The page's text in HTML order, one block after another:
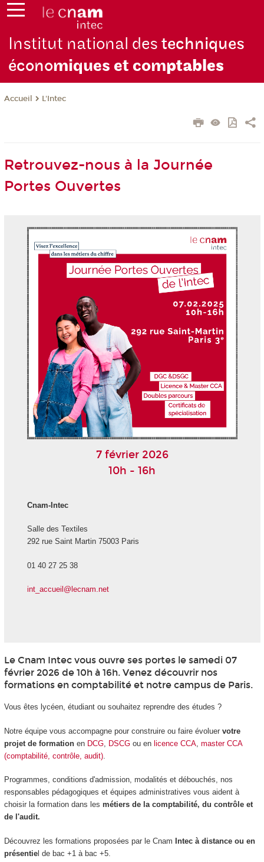
Institut national destechniques
économiques et comptables
Accueil L'Intec
Retrouvez-nous à la Journée
Portes Ouvertes
7 février 2026
10h - 16h
Cnam-Intec
Salle des Textiles
292 rue Saint Martin 75003 Paris
01 40 27 25 38
int_accueil@lecnam.net
Le Cnam Intec vous ouvre ses portes le samedi 07
février 2026 de 10h à 16h. Venez découvrir nos
formations en comptabilité et notre campus de Paris.
Vous êtes lycéen, étudiant ou souhaitez reprendre des études ?
Notre équipe vous accompagne pour construire ou faire évoluer votre
projet de formationen DCG, DSCGou en licence CCA, master CCA
(comptabilité, contrôle, audit).
Programmes, conditions d'admission, modalités et débouchés, nos
responsables pédagogiques et équipes administratives vous aident à
choisir la formation dans les métiers de la comptabilité, du contrôle et
de l'audit.
Découvrez les formations proposées par le Cnam Intec à distance ou en
présentiel de bac +1 à bac +5.